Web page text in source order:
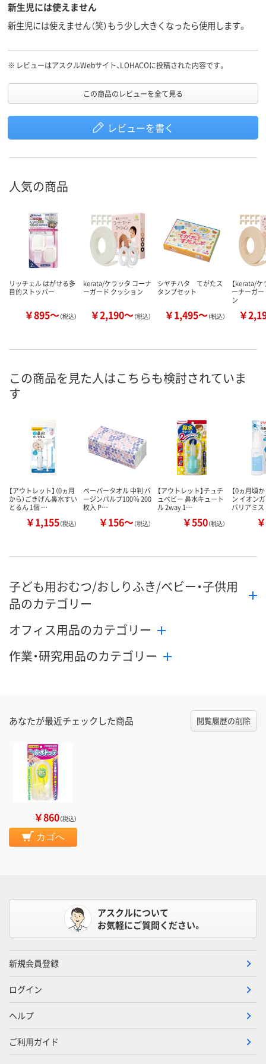
新生児には使えません
新生児には使えません（笑）もう少し大きくなったら使用します。
※ レビューはアスクルWebサイト、LOHACOに投稿された内容です。
この商品のレビューを全て見る
レビューを書く
人気の商品
リッチェル はがせる多
目的ストッパー
￥895～（税込）
kerata/ケラッタ コーナ
ーガード クッション
￥2,190～（税込）
シヤチハタ てがたス
タンプセット
￥1,495～（税込）
【kerata/ケ
ーナーガ
ン
￥
この商品を見た人はこちらも検討されていま
す
【アウトレット】（0ヵ月
から）ごきげん鼻水すい
とるん 1個 …
￥1,155（税込）
ペーパータオル 中判 バ
ージンパルプ100％ 200
枚入 P…
￥156～（税込）
【アウトレット】チュチ
ュベビー 鼻水キュート
ル 2way 1…
￥550（税込）
【0ヵ月頃
ン イオン
バリアミ
子ども用おむつ/おしりふき/ベビー・子供用
品のカテゴリー
オフィス用品のカテゴリー
作業・研究用品のカテゴリー
あなたが最近チェックした商品 閲覧履歴の削除
￥860（税込）
カゴへ
アスクルについて
お気軽にご質問ください。
新規会員登録
ログイン
ヘルプ
ご利用ガイド